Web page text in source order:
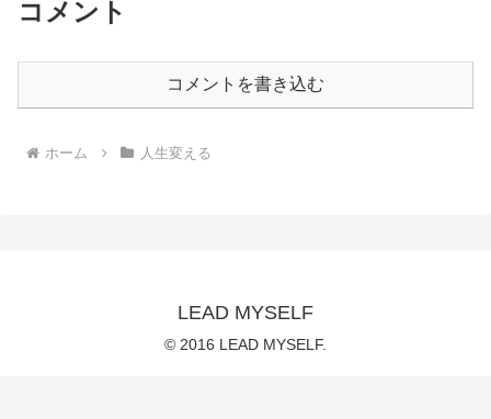
コメント
コメントを書き込む
ホーム 人生変える
LEAD MYSELF
© 2016 LEAD MYSELF.